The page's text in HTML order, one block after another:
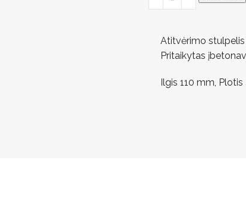
Atitvėrimo stulpelis
Pritaikytas
Ilgis 110 mm,